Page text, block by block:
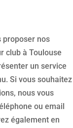
proposer nos
club à Toulouse
un service
Si vous souhaitez
nous vous
ou email
également en